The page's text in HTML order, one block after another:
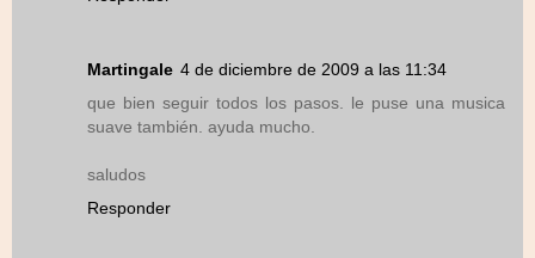
Martingale 4 de diciembre de 2009 a las 11:34
que bien seguir todos los pasos. le puse una musica
suave también. ayuda mucho.
saludos
Responder